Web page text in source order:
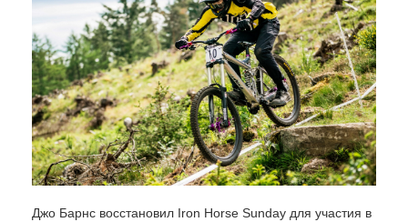
Джо Барнс восстановил Iron Horse Sunday для участия в